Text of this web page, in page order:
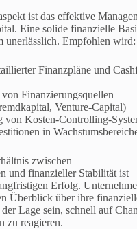
ist das effektive
Eine solide finanzielle
unerlässlich. Empfohlen wird:
Finanzpläne und
Finanzierungsquellen
Venture-Capital)
von Kosten-Controlling-
in
zwischen
und finanzieller Stabilität ist
Erfolg.
Überblick über ihre
Lage sein, schnell auf
zu reagieren.